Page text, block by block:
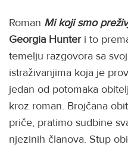
Roman Mi koji smo
Georgia Hunter i to
temelju razgovora sa
istraživanjima koja je
jedan od potomaka
kroz roman. Brojčana
priče, pratimo sudbine
njezinih članova. Stup